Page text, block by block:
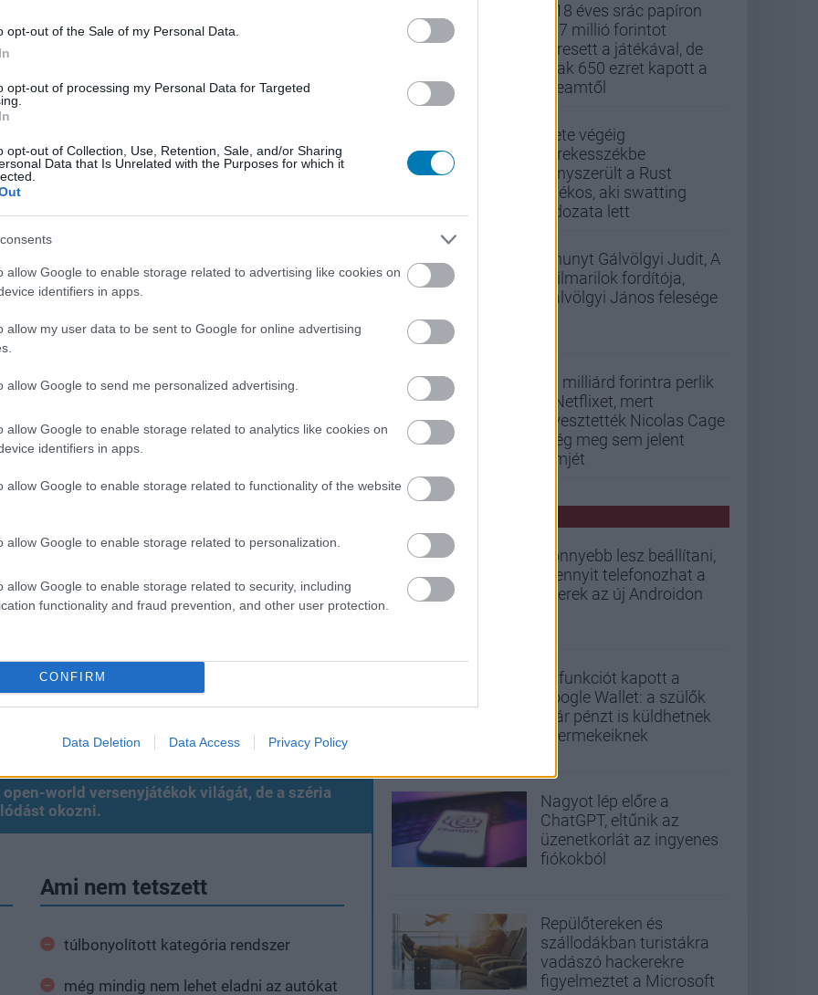
opt-out of the Sale of my Personal Data.
opt-out of processing my Personal Data for Targeted
opt-out of Collection, Use, Retention, Sale, and/or Sharing
Data that Is Unrelated with the Purposes for which it
allow Google to enable storage related to advertising like cookies on
identifiers in apps.
allow my user data to be sent to Google for online advertising
allow Google to send me personalized advertising.
allow Google to enable storage related to analytics like cookies on
identifiers in apps.
allow Google to enable storage related to functionality of the website
allow Google to enable storage related to personalization.
allow Google to enable storage related to security, including
functionality and fraud prevention, and other user protection.
CONFIRM
Data Deletion Data Access Privacy Policy
sem akartok lecsúszni, fontoljátok meg,
támogatnátok is a munkánkat, arra lehetőségetek
funkciók révén.
jön szembe GSO-n vagy a social médiában.
a legjobbakat,iratkozz fel hírlevelünkre!
és azt elfogadom.
hangulata – Jön a második forduló! (X)
world versenyjátékok világát, de a széria
okozni.
Ami nem tetszett
túlbonyolított kategória rendszer
még mindig nem lehet eladni az autókat
A 18 éves srác papíron
437 millió forintot
keresett a játékával, de
csak 650 ezret kapott a
Steamtől
Élete végéig
kerekesszékbe
kényszerült a Rust
játékos, aki swatting
áldozata lett
Elhunyt Gálvölgyi Judit, A
szilmarilok fordítója,
Gálvölgyi János felesége
33 milliárd forintra perlik
a Netflixet, mert
elvesztették Nicolas Cage
még meg sem jelent
filmjét
Könnyebb lesz beállítani,
mennyit telefonozhat a
gyerek az új Androidon
Új funkciót kapott a
Google Wallet: a szülők
már pénzt is küldhetnek
gyermekeiknek
Nagyot lép előre a
ChatGPT, eltűnik az
üzenetkorlát az ingyenes
fiókokból
Repülőtereken és
szállodákban turistákra
vadászó hackerekre
figyelmeztet a Microsoft